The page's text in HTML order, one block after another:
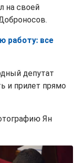
на своей
работу: все
депутат
и прилет прямо
Ян